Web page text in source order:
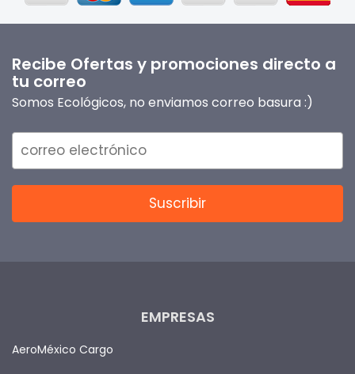
Recibe Ofertas y promociones directo a
tu correo
Somos Ecológicos, no enviamos correo basura :)
EMPRESAS
AeroMéxico Cargo